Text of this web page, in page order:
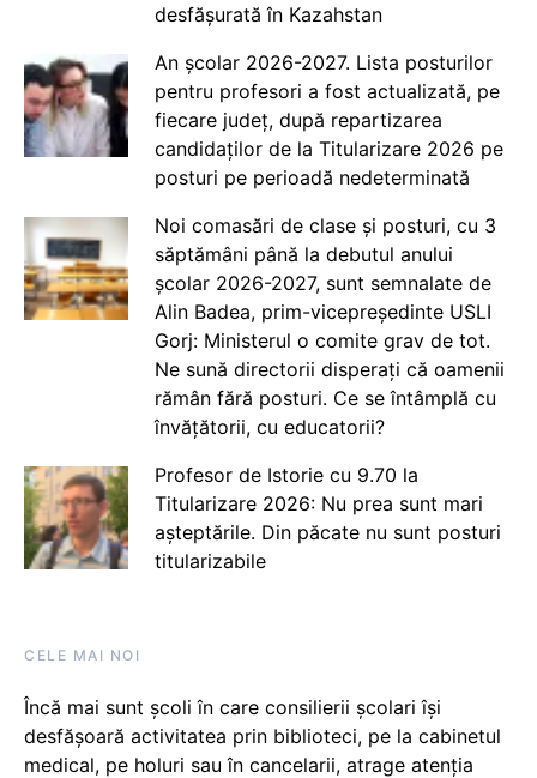
desfășurată în Kazahstan
An școlar 2026-2027. Lista posturilor
pentru profesori a fost actualizată, pe
fiecare județ, după repartizarea
candidaților de la Titularizare 2026 pe
posturi pe perioadă nedeterminată
Noi comasări de clase și posturi, cu 3
săptămâni până la debutul anului
școlar 2026-2027, sunt semnalate de
Alin Badea, prim-vicepreședinte USLI
Gorj: Ministerul o comite grav de tot.
Ne sună directorii disperați că oamenii
rămân fără posturi. Ce se întâmplă cu
învățătorii, cu educatorii?
Profesor de Istorie cu 9.70 la
Titularizare 2026: Nu prea sunt mari
așteptările. Din păcate nu sunt posturi
titularizabile
CELE MAI NOI
Încă mai sunt școli în care consilierii școlari își
desfășoară activitatea prin biblioteci, pe la cabinetul
medical, pe holuri sau în cancelarii, atrage atenția